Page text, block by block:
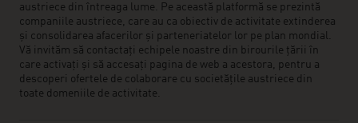
austriece din întreaga lume. Pe această platformă se prezintă
companiile austriece, care au ca obiectiv de activitate extinderea
și consolidarea afacerilor și parteneriatelor lor pe plan mondial.
Vă invităm să contactați echipele noastre din birourile țării în
care activați și să accesați pagina de web a acestora, pentru a
descoperi ofertele de colaborare cu societățile austriece din
toate domeniile de activitate.